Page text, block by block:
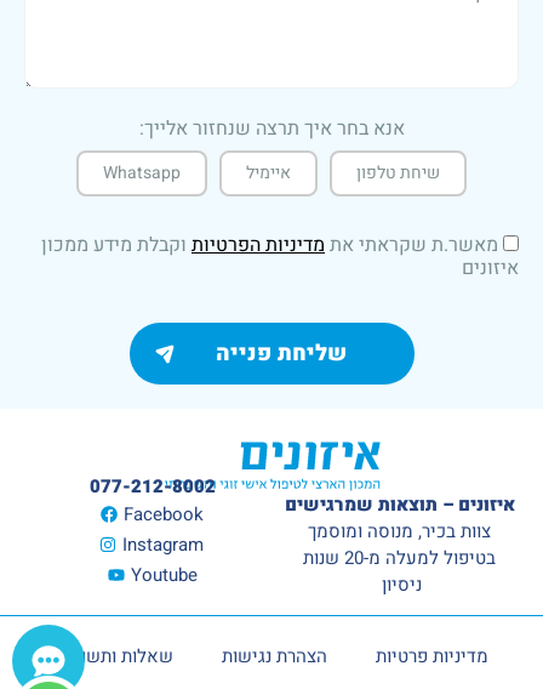
אנא בחר איך תרצה שנחזור אלייך:
שיחת טלפון איימיל Whatsapp
מאשר.ת שקראתי אתמדיניות הפרטיות וקבלת מידע ממכון
איזונים
איזונים – תוצאות שמרגישים
צוות בכיר, מנוסה ומוסמך
בטיפול למעלה מ-20 שנות
ניסיון
077-212-8002
Facebook
Instagram
Youtube
מדיניות פרטיות הצהרת נגישות שאלות ותשובות